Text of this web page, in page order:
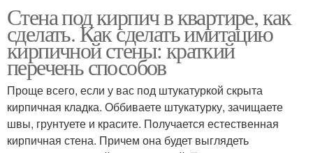
Стена под кирпич в квартире, как
сделать. Как сделать имитацию
кирпичной стены: краткий
перечень способов
Проще всего, если у вас под штукатуркой скрыта
кирпичная кладка. Оббиваете штукатурку, зачищаете
швы, грунтуете и красите. Получается естественная
кирпичная стена. Причем она будет выглядеть